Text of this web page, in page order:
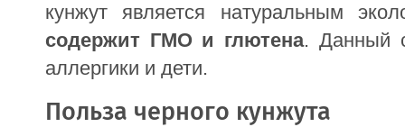
кунжут является натуральным
содержит ГМО и глютена. Данный
аллергики и дети.
Польза черного кунжута